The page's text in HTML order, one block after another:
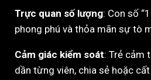
Trực quan số lượng: Con số
phong phú và thỏa mãn sự tò
Cảm giác kiểm soát: Trẻ cảm
dần từng viên, chia sẻ hoặc